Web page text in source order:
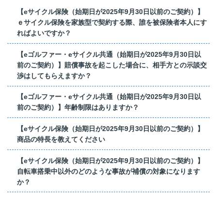
【eサイクル保険（始期日が2025年9月30日以前のご契約）】
ｅサイクル保険を家族型で契約する際、誰を被保険者本人にす
ればよいですか？
【eゴルファー・eサイクル共通（始期日が2025年9月30日以
前のご契約）】賠償事故を起こした場合に、相手方との示談交
渉はしてもらえますか？
【eゴルファー・eサイクル共通（始期日が2025年9月30日以
前のご契約）】年齢制限はありますか？
【eサイクル保険（始期日が2025年9月30日以前のご契約）】
商品の特長を教えてください
【eサイクル保険（始期日が2025年9月30日以前のご契約）】
自転車搭乗中以外のどのような事故が補償の対象になります
か？